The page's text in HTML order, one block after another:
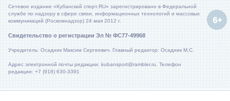
Сетевое издание «Кубанский спорт.RU» зарегистрировано в Федеральной
службе по надзору в сфере связи, информационных технологий и массовых
коммуникаций (Роскомнадзор) 24 мая 2012 г.
Свидетельство о регистрации Эл № ФС77-49968
Учредитель: Осадник Максим Сергеевич. Главный редактор: Осадник М.С.
Адрес электронной почты редакции: kubansport@rambler.ru. Телефон
редакции: +7 (918) 630-3391